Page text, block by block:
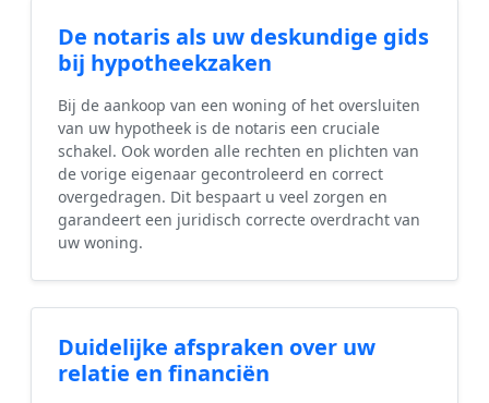
De notaris als uw deskundige gids
bij hypotheekzaken
Bij de aankoop van een woning of het oversluiten
van uw hypotheek is de notaris een cruciale
schakel. Ook worden alle rechten en plichten van
de vorige eigenaar gecontroleerd en correct
overgedragen. Dit bespaart u veel zorgen en
garandeert een juridisch correcte overdracht van
uw woning.
Duidelijke afspraken over uw
relatie en financiën